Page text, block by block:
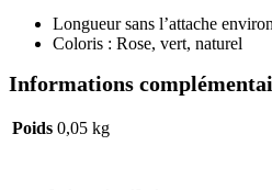
Longueur sans l’attache
Coloris : Rose, vert, naturel
Informations
Poids 0,05 kg